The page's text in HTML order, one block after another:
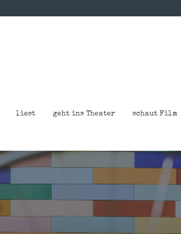
liest geht ins Theater schaut Film